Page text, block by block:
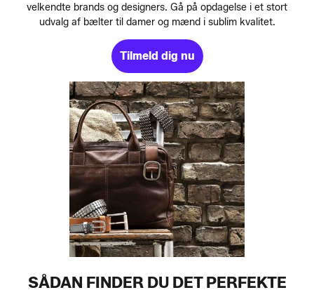
velkendte brands og designers. Gå på opdagelse i et stort
udvalg af bælter til damer og mænd i sublim kvalitet.
Tilmeld dig nu
SÅDAN FINDER DU DET PERFEKTE